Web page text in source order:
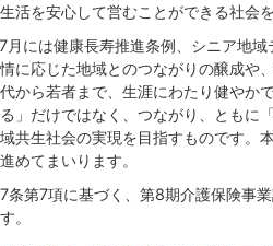
活を安心して営むことができる社会
には健康長寿推進条例、シニア地
に応じた地域とのつながりの醸成や
から若者まで、生涯にわたり健やか
」だけではなく、つながり、ともに
共生社会の実現を目指すものです。
めてまいります。
条第7項に基づく、第8期介護保険事
。